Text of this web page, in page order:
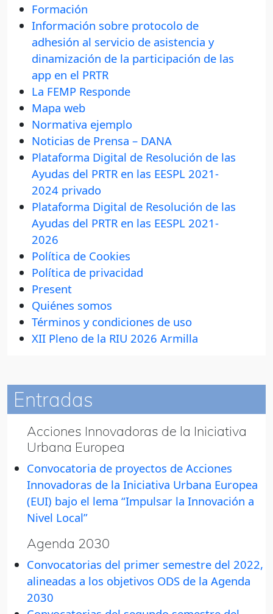
Formación
Información sobre protocolo de
adhesión al servicio de asistencia y
dinamización de la participación de las
app en el PRTR
La FEMP Responde
Mapa web
Normativa ejemplo
Noticias de Prensa – DANA
Plataforma Digital de Resolución de las
Ayudas del PRTR en las EESPL 2021-
2024 privado
Plataforma Digital de Resolución de las
Ayudas del PRTR en las EESPL 2021-
2026
Política de Cookies
Política de privacidad
Present
Quiénes somos
Términos y condiciones de uso
XII Pleno de la RIU 2026 Armilla
Entradas
Acciones Innovadoras de la Iniciativa
Urbana Europea
Convocatoria de proyectos de Acciones
Innovadoras de la Iniciativa Urbana Europea
(EUI) bajo el lema “Impulsar la Innovación a
Nivel Local”
Agenda 2030
Convocatorias del primer semestre del 2022,
alineadas a los objetivos ODS de la Agenda
2030